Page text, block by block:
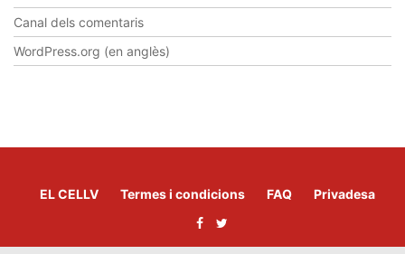
Canal dels comentaris
WordPress.org (en anglès)
EL CELLV Termes i condicions FAQ Privadesa